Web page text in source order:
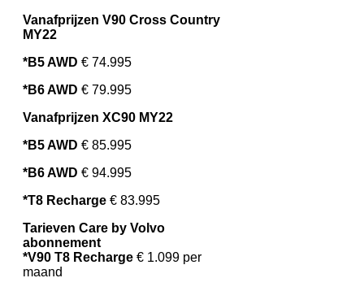
Vanafprijzen V90 Cross Country
MY22
*B5 AWD € 74.995
*B6 AWD € 79.995
Vanafprijzen XC90 MY22
*B5 AWD € 85.995
*B6 AWD € 94.995
*T8 Recharge € 83.995
Tarieven Care by Volvo
abonnement
*V90 T8 Recharge € 1.099 per
maand